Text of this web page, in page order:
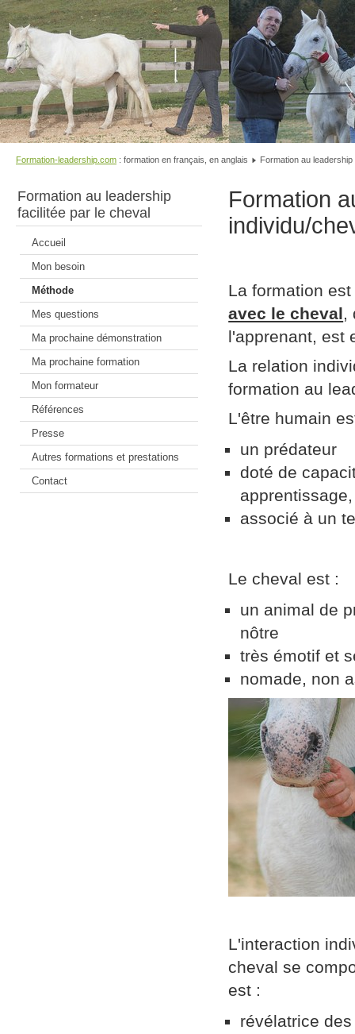
Formation-leadership.com : formation en français, en anglais Formation au leadership
Formation au leadership
facilitée par le cheval
Accueil
Mon besoin
Méthode
Mes questions
Ma prochaine démonstration
Ma prochaine formation
Mon formateur
Références
Presse
Autres formations et prestations
Contact
Formation
individu/
La formation
avec le cheval,
l'apprenant, est
La relation
formation au
L'être humain
un prédateur
doté de
associé à un
Le cheval est :
un animal de
nôtre
très émotif et
nomade, non
L'interaction
cheval se
est :
révélatrice